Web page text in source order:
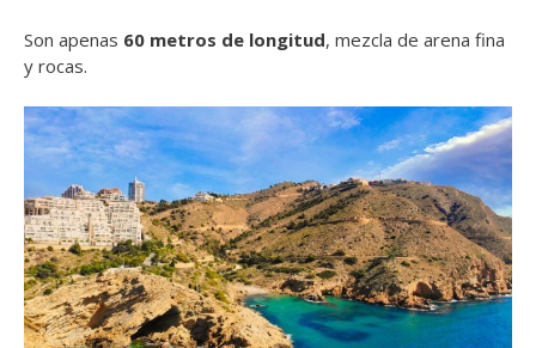
Son apenas 60 metros de longitud, mezcla de arena fina
y rocas.